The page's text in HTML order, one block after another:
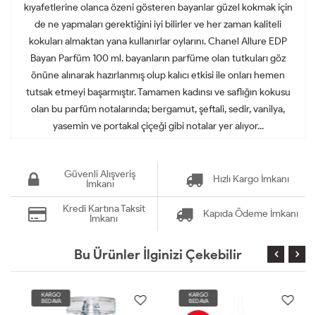
kıyafetlerine olanca özeni gösteren bayanlar güzel kokmak için
de ne yapmaları gerektiğini iyi bilirler ve her zaman kaliteli
kokuları almaktan yana kullanırlar oylarını. Chanel Allure EDP
Bayan Parfüm 100 ml. bayanların parfüme olan tutkuları göz
önüne alınarak hazırlanmış olup kalıcı etkisi ile onları hemen
tutsak etmeyi başarmıştır. Tamamen kadınsı ve saflığın kokusu
olan bu parfüm notalarında; bergamut, şeftali, sedir, vanilya,
yasemin ve portakal çiçeği gibi notalar yer alıyor...
Güvenli Alışveriş
İmkanı
Hızlı Kargo İmkanı
Kredi Kartına Taksit
İmkanı
Kapıda Ödeme İmkanı
Bu Ürünler İlginizi Çekebilir
KARGO
BEDAVA
KARGO
BEDAVA